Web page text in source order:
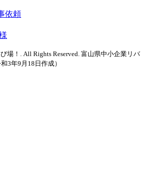
依頼
場！. All Rights Reserved. 富山県中小企業リバ
3年9月18日作成）